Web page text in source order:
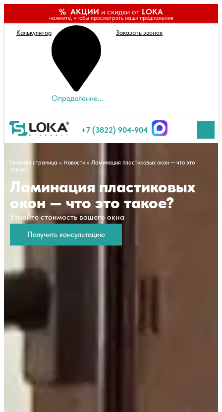
АКЦИИ и скидки от LOKA
нажмите, чтобы просмотреть наши предложения
Калькулятор
Определение...
Заказать звонок
+7 (3822) 904-904
Главная страница » Новости » Ламинация пластиковых окон — что это
такое?
Ламинация пластиковых
окон — что это такое?
Узнайте стоимость вашего окна
Получить консультацию